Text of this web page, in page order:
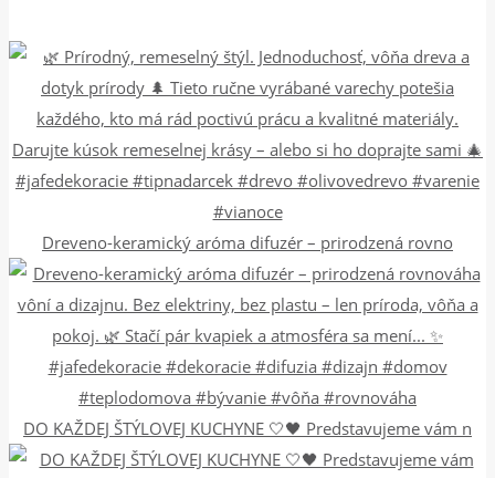
Dreveno-keramický aróma difuzér – prirodzená rovno
DO KAŽDEJ ŠTÝLOVEJ KUCHYNE 🤍🖤 Predstavujeme vám n